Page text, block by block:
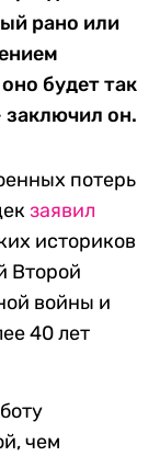
рано или
будет так
заключил он.
потерь
заявил
историков
Второй
войны и
40 лет
чем